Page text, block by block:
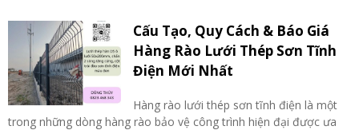
Cấu Tạo, Quy Cách & Báo Giá
Hàng Rào Lưới Thép Sơn Tĩnh
Điện Mới Nhất
Hàng rào lưới thép sơn tĩnh điện là một
trong những dòng hàng rào bảo vệ công trình hiện đại được ưa